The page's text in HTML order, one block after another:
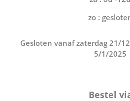
zo :
Gesloten vanaf zaterdag 21/
5/1/2025
Bestel